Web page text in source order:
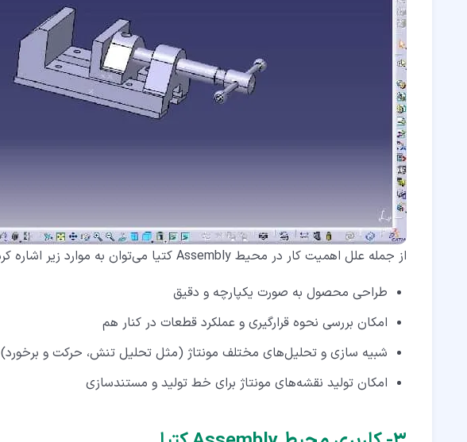
از جمله علل اهمیت کار در محیط Assembly کتیا می‌توان به موارد زیر اشاره کرد:
طراحی محصول به صورت یکپارچه و دقیق
امکان بررسی نحوه قرارگیری و عملکرد قطعات در کنار هم
شبیه ‌سازی و تحلیل‌های مختلف مونتاژ (مثل تحلیل تنش، حرکت و برخورد)
امکان تولید نقشه‌های مونتاژ برای خط تولید و مستندسازی